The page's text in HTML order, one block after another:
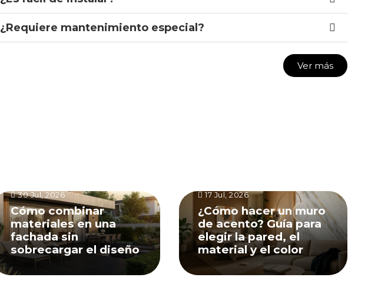
¿Requiere mantenimiento especial?
Ver más
30 Jul, 2026
Cómo combinar
materiales en una
fachada sin
sobrecargar el diseño
17 Jul, 2026
¿Cómo hacer un muro
de acento? Guía para
elegir la pared, el
material y el color